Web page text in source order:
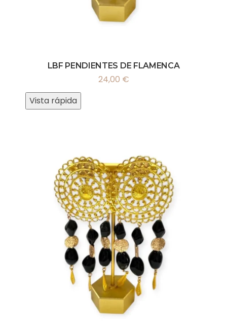
LBF PENDIENTES DE FLAMENCA
24,00 €
Vista rápida